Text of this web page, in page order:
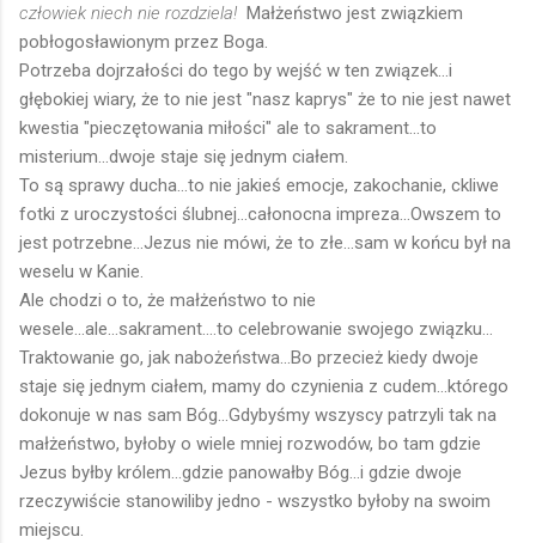
człowiek niech nie rozdziela! Małżeństwo jest związkiem
pobłogosławionym przez Boga.
Potrzeba dojrzałości do tego by wejść w ten związek...i
głębokiej wiary, że to nie jest "nasz kaprys" że to nie jest nawet
kwestia "pieczętowania miłości" ale to sakrament...to
misterium...dwoje staje się jednym ciałem.
To są sprawy ducha...to nie jakieś emocje, zakochanie, ckliwe
fotki z uroczystości ślubnej...całonocna impreza...Owszem to
jest potrzebne...Jezus nie mówi, że to złe...sam w końcu był na
weselu w Kanie.
Ale chodzi o to, że małżeństwo to nie
wesele...ale...sakrament....to celebrowanie swojego związku...
Traktowanie go, jak nabożeństwa...Bo przecież kiedy dwoje
staje się jednym ciałem, mamy do czynienia z cudem...którego
dokonuje w nas sam Bóg...Gdybyśmy wszyscy patrzyli tak na
małżeństwo, byłoby o wiele mniej rozwodów, bo tam gdzie
Jezus byłby królem...gdzie panowałby Bóg...i gdzie dwoje
rzeczywiście stanowiliby jedno - wszystko byłoby na swoim
miejscu.